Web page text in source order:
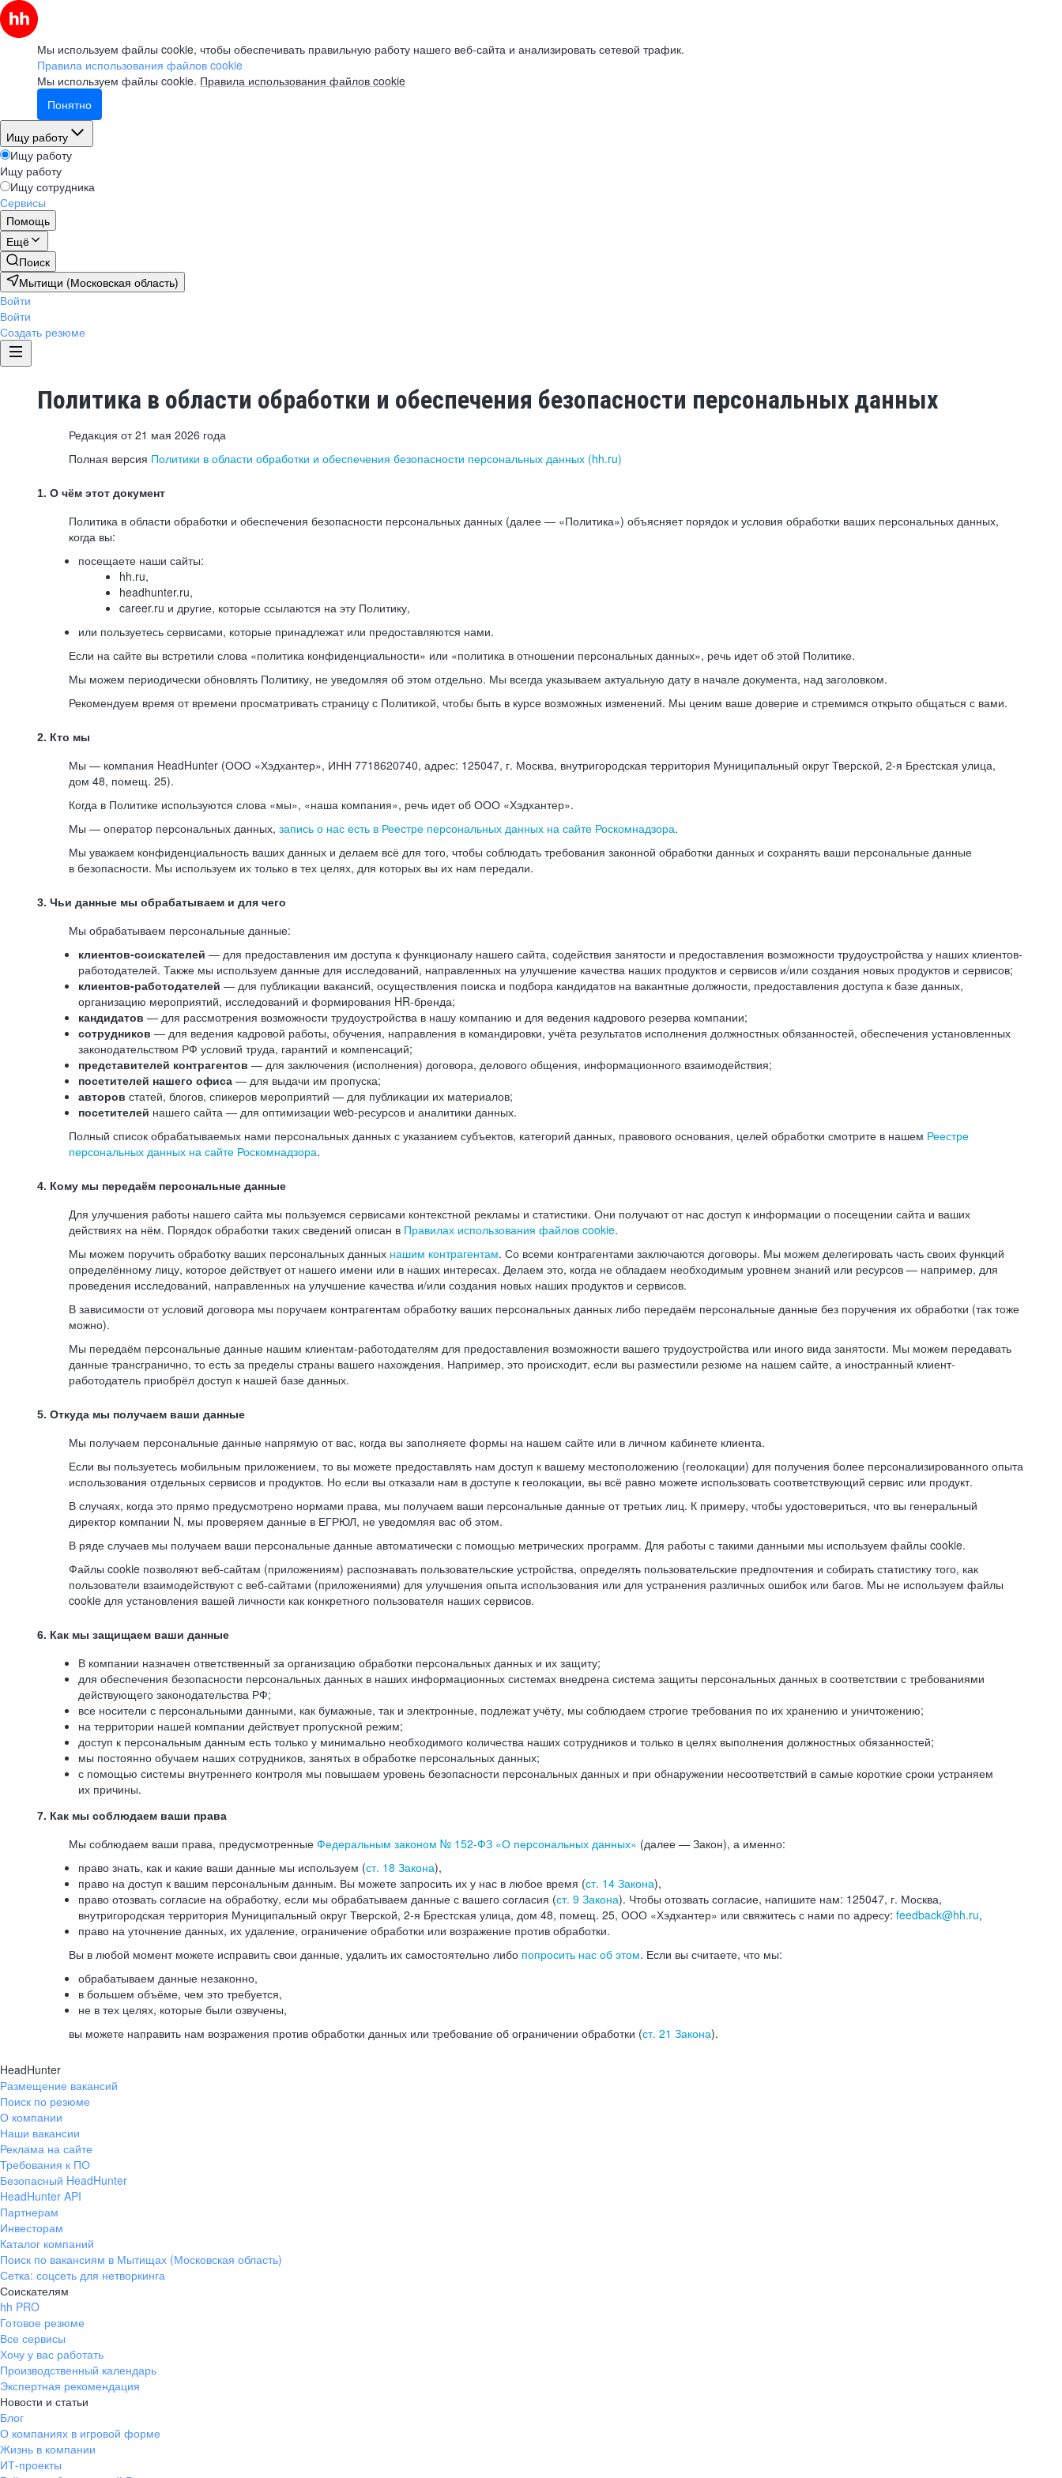
Мы используем файлы cookie, чтобы обеспечивать правильную работу нашего веб-сайта и анализировать сетевой трафик.
Правила использования файлов cookie
Мы используем файлы cookie. Правила использования файлов cookie
Понятно
Ищу работу
Ищу работу
Ищу работу
Ищу сотрудника
Сервисы
Помощь
Ещё
Поиск
Мытищи (Московская область)
Войти
Войти
Создать резюме
Политика в области обработки и обеспечения безопасности персональных данных
Редакция от 21 мая 2026 года
Полная версия Политики в области обработки и обеспечения безопасности персональных данных (hh.ru)
1. О чём этот документ
Политика в области обработки и обеспечения безопасности персональных данных (далее — «Политика») объясняет порядок и условия обработки ваших персональных данных,
когда вы:
посещаете наши сайты:
hh.ru,
headhunter.ru,
career.ru и другие, которые ссылаются на эту Политику,
или пользуетесь сервисами, которые принадлежат или предоставляются нами.
Если на сайте вы встретили слова «политика конфиденциальности» или «политика в отношении персональных данных», речь идет об этой Политике.
Мы можем периодически обновлять Политику, не уведомляя об этом отдельно. Мы всегда указываем актуальную дату в начале документа, над заголовком.
Рекомендуем время от времени просматривать страницу с Политикой, чтобы быть в курсе возможных изменений. Мы ценим ваше доверие и стремимся открыто общаться с вами.
2. Кто мы
Мы — компания HeadHunter (ООО «Хэдхантер», ИНН 7718620740, адрес: 125047, г. Москва, внутригородская территория Муниципальный округ Тверской, 2-я Брестская улица,
дом 48, помещ. 25).
Когда в Политике используются слова «мы», «наша компания», речь идет об ООО «Хэдхантер».
Мы — оператор персональных данных, запись о нас есть в Реестре персональных данных на сайте Роскомнадзора.
Мы уважаем конфиденциальность ваших данных и делаем всё для того, чтобы соблюдать требования законной обработки данных и сохранять ваши персональные данные
в безопасности. Мы используем их только в тех целях, для которых вы их нам передали.
3. Чьи данные мы обрабатываем и для чего
Мы обрабатываем персональные данные:
клиентов-соискателей — для предоставления им доступа к функционалу нашего сайта, содействия занятости и предоставления возможности трудоустройства у наших клиентов-
работодателей. Также мы используем данные для исследований, направленных на улучшение качества наших продуктов и сервисов и/или создания новых продуктов и сервисов;
клиентов-работодателей — для публикации вакансий, осуществления поиска и подбора кандидатов на вакантные должности, предоставления доступа к базе данных,
организацию мероприятий, исследований и формирования HR-бренда;
кандидатов — для рассмотрения возможности трудоустройства в нашу компанию и для ведения кадрового резерва компании;
сотрудников — для ведения кадровой работы, обучения, направления в командировки, учёта результатов исполнения должностных обязанностей, обеспечения установленных
законодательством РФ условий труда, гарантий и компенсаций;
представителей контрагентов — для заключения (исполнения) договора, делового общения, информационного взаимодействия;
посетителей нашего офиса — для выдачи им пропуска;
авторов статей, блогов, спикеров мероприятий — для публикации их материалов;
посетителей нашего сайта — для оптимизации web-ресурсов и аналитики данных.
Полный список обрабатываемых нами персональных данных с указанием субъектов, категорий данных, правового основания, целей обработки смотрите в нашем Реестре
персональных данных на сайте Роскомнадзора.
4. Кому мы передаём персональные данные
Для улучшения работы нашего сайта мы пользуемся сервисами контекстной рекламы и статистики. Они получают от нас доступ к информации о посещении сайта и ваших
действиях на нём. Порядок обработки таких сведений описан в Правилах использования файлов cookie.
Мы можем поручить обработку ваших персональных данных нашим контрагентам. Со всеми контрагентами заключаются договоры. Мы можем делегировать часть своих функций
определённому лицу, которое действует от нашего имени или в наших интересах. Делаем это, когда не обладаем необходимым уровнем знаний или ресурсов — например, для
проведения исследований, направленных на улучшение качества и/или создания новых наших продуктов и сервисов.
В зависимости от условий договора мы поручаем контрагентам обработку ваших персональных данных либо передаём персональные данные без поручения их обработки (так тоже
можно).
Мы передаём персональные данные нашим клиентам-работодателям для предоставления возможности вашего трудоустройства или иного вида занятости. Мы можем передавать
данные трансгранично, то есть за пределы страны вашего нахождения. Например, это происходит, если вы разместили резюме на нашем сайте, а иностранный клиент-
работодатель приобрёл доступ к нашей базе данных.
5. Откуда мы получаем ваши данные
Мы получаем персональные данные напрямую от вас, когда вы заполняете формы на нашем сайте или в личном кабинете клиента.
Если вы пользуетесь мобильным приложением, то вы можете предоставлять нам доступ к вашему местоположению (геолокации) для получения более персонализированного опыта
использования отдельных сервисов и продуктов. Но если вы отказали нам в доступе к геолокации, вы всё равно можете использовать соответствующий сервис или продукт.
В случаях, когда это прямо предусмотрено нормами права, мы получаем ваши персональные данные от третьих лиц. К примеру, чтобы удостовериться, что вы генеральный
директор компании N, мы проверяем данные в ЕГРЮЛ, не уведомляя вас об этом.
В ряде случаев мы получаем ваши персональные данные автоматически с помощью метрических программ. Для работы с такими данными мы используем файлы cookie.
Файлы cookie позволяют веб-сайтам (приложениям) распознавать пользовательские устройства, определять пользовательские предпочтения и собирать статистику того, как
пользователи взаимодействуют с веб-сайтами (приложениями) для улучшения опыта использования или для устранения различных ошибок или багов. Мы не используем файлы
cookie для установления вашей личности как конкретного пользователя наших сервисов.
6. Как мы защищаем ваши данные
В компании назначен ответственный за организацию обработки персональных данных и их защиту;
для обеспечения безопасности персональных данных в наших информационных системах внедрена система защиты персональных данных в соответствии с требованиями
действующего законодательства РФ;
все носители с персональными данными, как бумажные, так и электронные, подлежат учёту, мы соблюдаем строгие требования по их хранению и уничтожению;
на территории нашей компании действует пропускной режим;
доступ к персональным данным есть только у минимально необходимого количества наших сотрудников и только в целях выполнения должностных обязанностей;
мы постоянно обучаем наших сотрудников, занятых в обработке персональных данных;
с помощью системы внутреннего контроля мы повышаем уровень безопасности персональных данных и при обнаружении несоответствий в самые короткие сроки устраняем
их причины.
7. Как мы соблюдаем ваши права
Мы соблюдаем ваши права, предусмотренные Федеральным законом № 152-ФЗ «О персональных данных» (далее — Закон), а именно:
право знать, как и какие ваши данные мы используем (ст. 18 Закона),
право на доступ к вашим персональным данным. Вы можете запросить их у нас в любое время (ст. 14 Закона),
право отозвать согласие на обработку, если мы обрабатываем данные с вашего согласия (ст. 9 Закона). Чтобы отозвать согласие, напишите нам: 125047, г. Москва,
внутригородская территория Муниципальный округ Тверской, 2-я Брестская улица, дом 48, помещ. 25, ООО «Хэдхантер» или свяжитесь с нами по адресу: feedback@hh.ru,
право на уточнение данных, их удаление, ограничение обработки или возражение против обработки.
Вы в любой момент можете исправить свои данные, удалить их самостоятельно либо попросить нас об этом. Если вы считаете, что мы:
обрабатываем данные незаконно,
в большем объёме, чем это требуется,
не в тех целях, которые были озвучены,
вы можете направить нам возражения против обработки данных или требование об ограничении обработки (ст. 21 Закона).
HeadHunter
Размещение вакансий
Поиск по резюме
О компании
Наши вакансии
Реклама на сайте
Требования к ПО
Безопасный HeadHunter
HeadHunter API
Партнерам
Инвесторам
Каталог компаний
Поиск по вакансиям в Мытищах (Московская область)
Сетка: соцсеть для нетворкинга
Соискателям
hh PRO
Готовое резюме
Все сервисы
Хочу у вас работать
Производственный календарь
Экспертная рекомендация
Новости и статьи
Блог
О компаниях в игровой форме
Жизнь в компании
ИТ-проекты